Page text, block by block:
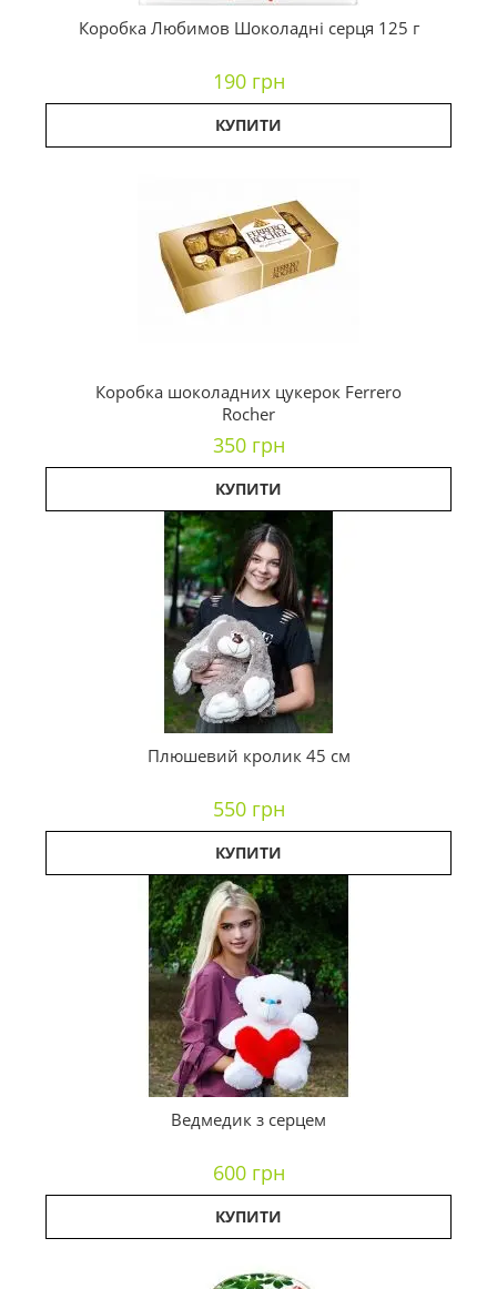
Коробка Любимов Шоколадні серця 125 г
190 грн
КУПИТИ
Коробка шоколадних цукерок Ferrero
Rocher
350 грн
КУПИТИ
Плюшевий кролик 45 см
550 грн
КУПИТИ
Ведмедик з серцем
600 грн
КУПИТИ